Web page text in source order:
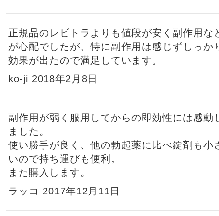
正規品のレビトラよりも値段が安く副作用な
が心配でしたが、特に副作用は感じずしっか
効果が出たので満足しています。
ko-ji 2018年2月8日
副作用が弱く服用してからの即効性には感動
ました。
使い勝手が良く、他の勃起薬に比べ錠剤も小
いので持ち運びも便利。
また購入します。
ラッコ 2017年12月11日